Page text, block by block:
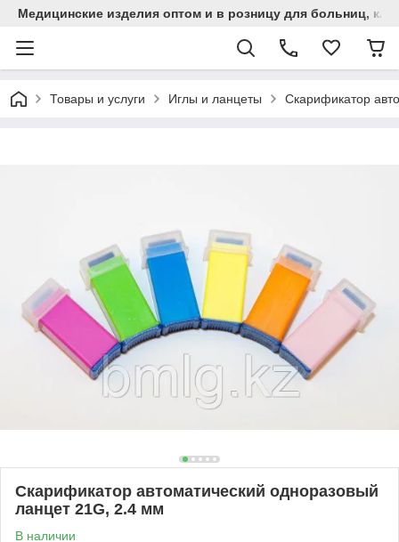
Медицинские изделия оптом и в розницу для больниц,
Товары и услуги Иглы и ланцеты Скарификатор
Скарификатор автоматический одноразовый
ланцет 21G, 2.4 мм
В наличии